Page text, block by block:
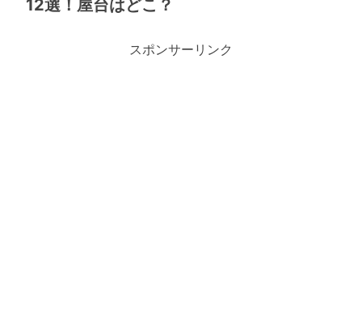
12選！屋台はどこ？
スポンサーリンク